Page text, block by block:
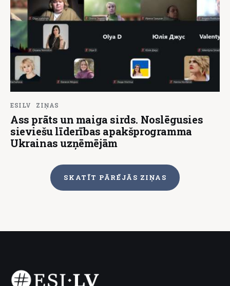
ESILV ZIŅAS
Ass prāts un maiga sirds. Noslēgusies
sieviešu līderības apakšprogramma
Ukrainas uzņēmējām
SKATĪT PĀRĒJĀS ZIŅAS